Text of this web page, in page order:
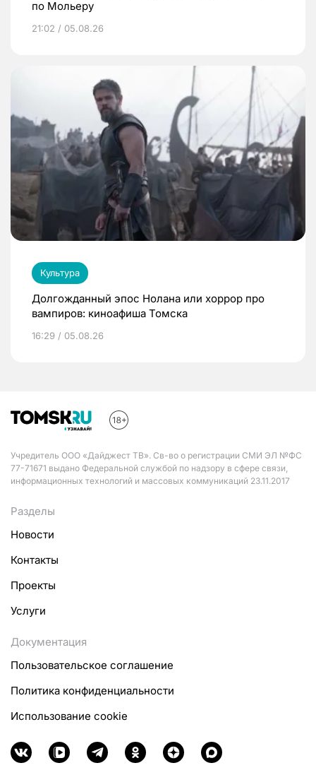
по Мольеру
21:02 / 05.08.26
Культура
Долгожданный эпос Нолана или хоррор про
вампиров: киноафиша Томска
16:29 / 05.08.26
Учредитель ООО «Дайджест ТВ». Св-во о регистрации СМИ ЭЛ №ФС
77-71671 выдано Федеральной службой по надзору в сфере связи,
информационных технологий и массовых коммуникаций 23.11.2017
Разделы
Новости
Контакты
Проекты
Услуги
Документация
Пользовательское соглашение
Политика конфиденциальности
Использование cookie